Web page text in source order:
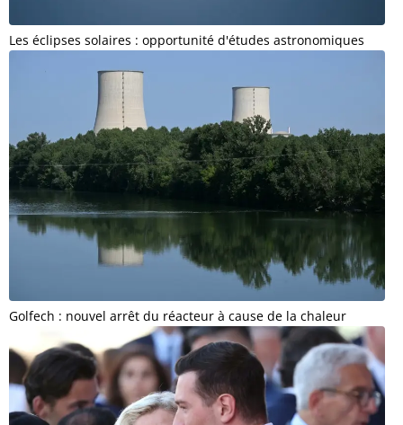
Les éclipses solaires : opportunité d'études astronomiques
Golfech : nouvel arrêt du réacteur à cause de la chaleur